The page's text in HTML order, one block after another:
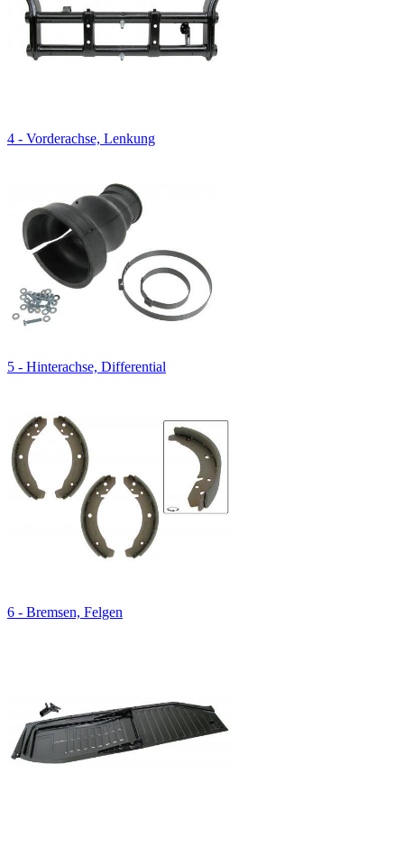
4 - Vorderachse, Lenkung
5 - Hinterachse, Differential
6 - Bremsen, Felgen